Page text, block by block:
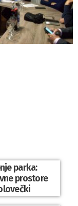
parka:
prostore